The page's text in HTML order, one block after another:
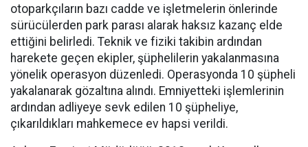
otoparkçıların bazı cadde ve işletmelerin önlerinde
sürücülerden park parası alarak haksız kazanç elde
ettiğini belirledi. Teknik ve fiziki takibin ardından
harekete geçen ekipler, şüphelilerin yakalanmasına
yönelik operasyon düzenledi. Operasyonda 10 şüpheli
yakalanarak gözaltına alındı. Emniyetteki işlemlerinin
ardından adliyeye sevk edilen 10 şüpheliye,
çıkarıldıkları mahkemece ev hapsi verildi.